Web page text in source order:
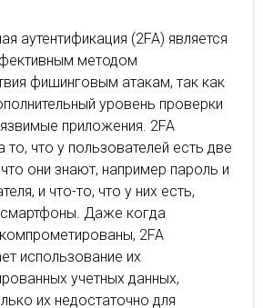
аутентификация (2FA) является
методом
фишинговым атакам, так как
уровень проверки
приложения. 2FA
то, что у пользователей есть две
они знают, например пароль и
и что-то, что у них есть,
смартфоны. Даже когда
2FA
использование их
учетных данных,
их недостаточно для